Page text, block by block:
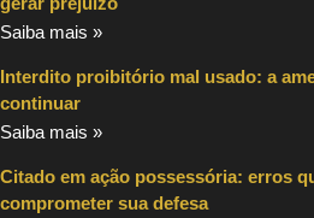
Saiba mais »
Interdito proibitório mal usado: a
continuar
Saiba mais »
Citado em ação possessória: erros
comprometer sua defesa